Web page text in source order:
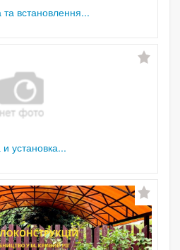
та встановлення...
установка...